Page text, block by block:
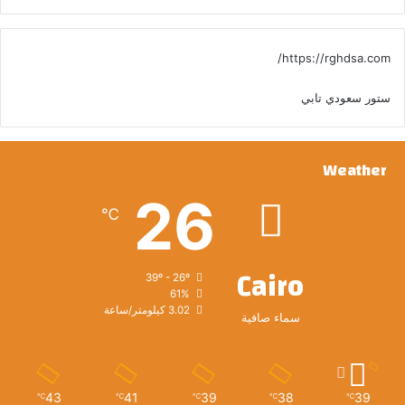
https://rghdsa.com/
ستور سعودي تابي
Weather
Cairo
سماء صافية
26
℃
39º - 26º
61%
3.02 كيلومتر/ساعة
39
℃
38
℃
39
℃
41
℃
43
℃